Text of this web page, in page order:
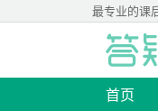
最专业的课
首页